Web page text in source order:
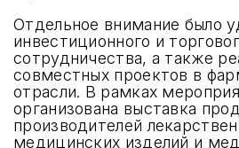
Отдельное внимание было
инвестиционного и
сотрудничества, а также
совместных проектов в
отрасли. В рамках
организована выставка
производителей
медицинских изделий и